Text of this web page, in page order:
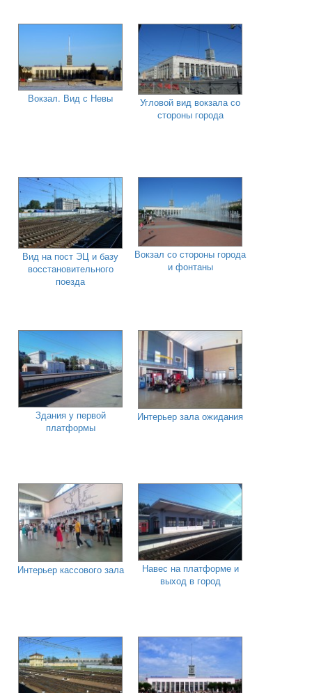
Вокзал. Вид с Невы
Угловой вид вокзала со
стороны города
Вид на пост ЭЦ и базу
восстановительного
поезда
Вокзал со стороны города
и фонтаны
Здания у первой
платформы
Интерьер зала ожидания
Интерьер кассового зала
Навес на платформе и
выход в город